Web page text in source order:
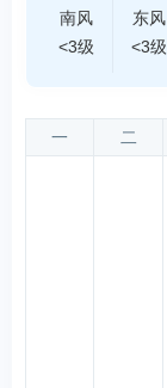
南风
<3级
东风
<3级
一 二